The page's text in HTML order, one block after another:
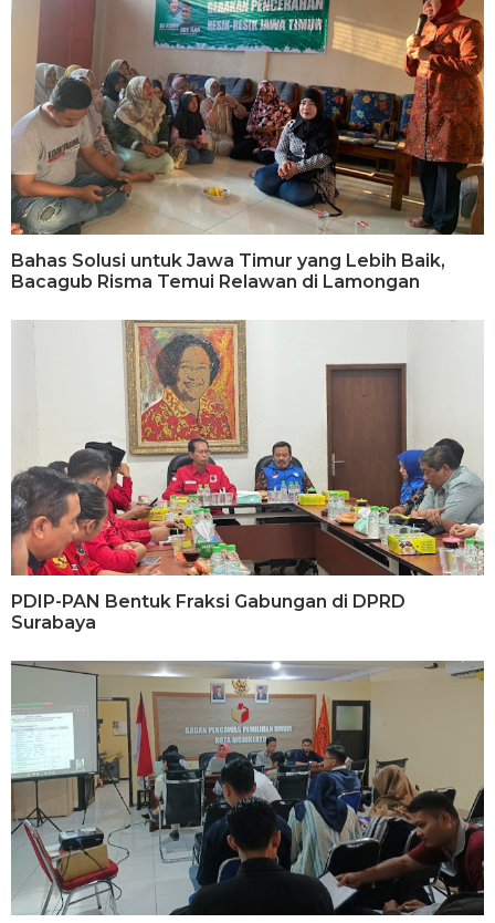
Bahas Solusi untuk Jawa Timur yang Lebih Baik,
Bacagub Risma Temui Relawan di Lamongan
PDIP-PAN Bentuk Fraksi Gabungan di DPRD
Surabaya